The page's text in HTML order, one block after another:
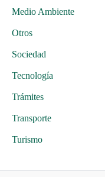
Medio Ambiente
Otros
Sociedad
Tecnología
Trámites
Transporte
Turismo